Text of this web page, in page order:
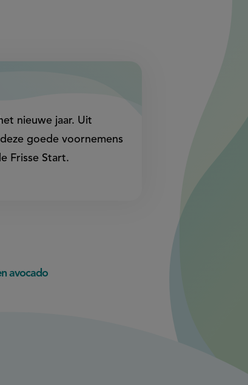
nieuw
venster,
externe
nieuw
venster,
externe
nieuwe jaar. Uit
goede voornemens
Frisse Start.
avocado